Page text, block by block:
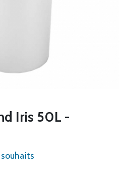
Iris 50L -